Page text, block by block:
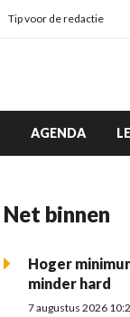
Tip voor de redactie
AGENDA
Net binnen
Hoger
minder hard
7 augustus 2026